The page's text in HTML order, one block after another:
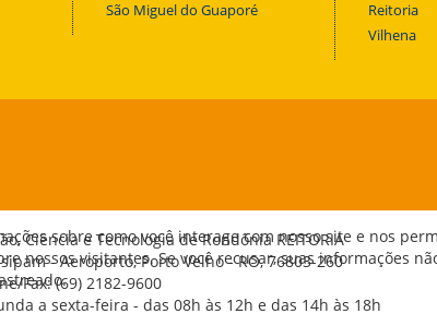
São Miguel do Guaporé
Reitoria
Vilhena
Ciência e Tecnologia de Rondônia REITORIA
- Aeroporto, Porto Velho - RO, 76803-260
Fax: (69) 2182-9600
a sexta-feira - das 08h às 12h e das 14h às 18h
sobre como você interage com nosso site e nos
nossos visitantes. Se você recusar, suas informações